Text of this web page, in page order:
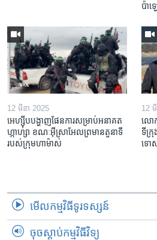
ប៉ាឡ
12 មីនា 2025
អេហ្ស៊ីប​បង្ហាញ​ផែនការ​សម្រាប់​អនាគត​
ហ្កាហ្សា ខណៈ​អ៊ីស្រាអែល​ព្រមាន​តួនាទី​
របស់​ក្រុម​ហាម៉ាស់
12
លោ
ទីក្
ទោ
មើល​កម្មវិធី​ទូរទស្សន៍
ចុចស្តាប់កម្មវិធីវិទ្យុ